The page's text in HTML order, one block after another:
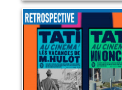
RETROSPECTIVE
TATI
18 août 2026
LIRE PLUS